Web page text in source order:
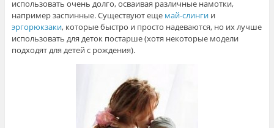
использовать очень долго, осваивая различные намотки,
например заспинные. Существуют еще май-слингии
эргорюкзаки, которые быстро и просто надеваются, но их лучше
использовать для деток постарше (хотя некоторые модели
подходят для детей с рождения).